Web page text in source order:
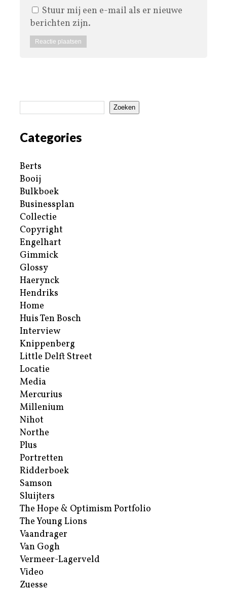
Stuur mij een e-mail als er nieuwe
berichten zijn.
Zoeken
Categories
Berts
Booij
Bulkboek
Businessplan
Collectie
Copyright
Engelhart
Gimmick
Glossy
Haerynck
Hendriks
Home
Huis Ten Bosch
Interview
Knippenberg
Little Delft Street
Locatie
Media
Mercurius
Millenium
Nihot
Northe
Plus
Portretten
Ridderboek
Samson
Sluijters
The Hope & Optimism Portfolio
The Young Lions
Vaandrager
Van Gogh
Vermeer-Lagerveld
Video
Zuesse